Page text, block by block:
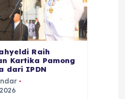
Raih
Kartika Pamong
dari IPDN